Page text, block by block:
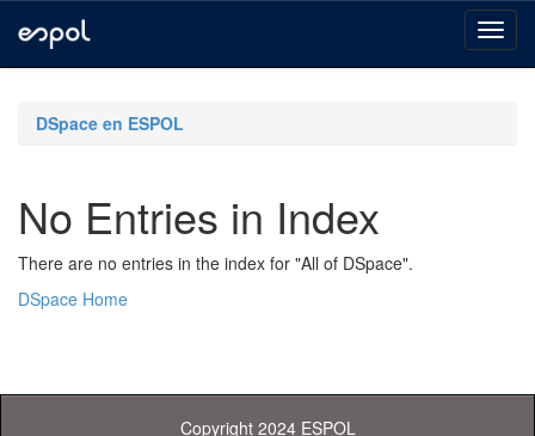
navigationDSpace en ESPOL
No Entries in Index
There are no entries in the index for "All of DSpace".
DSpace Home
Copyright 2024 ESPOL